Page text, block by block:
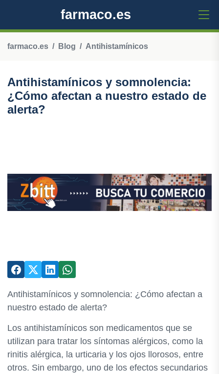
farmaco.es
farmaco.es Blog Antihistamínicos
Antihistamínicos y somnolencia:
¿Cómo afectan a nuestro estado de
alerta?
Antihistamínicos y somnolencia: ¿Cómo afectan a
nuestro estado de alerta?
Los antihistamínicos son medicamentos que se
utilizan para tratar los síntomas alérgicos, como la
rinitis alérgica, la urticaria y los ojos llorosos, entre
otros. Sin embargo, uno de los efectos secundarios